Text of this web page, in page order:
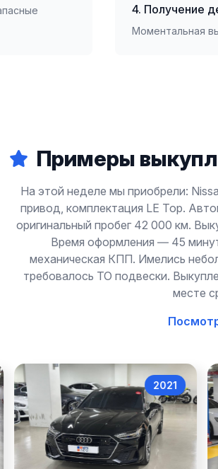
4. Получение
Моментальная
Примеры
На этой неделе мы приобрели:
привод, комплектация LE Top.
оригинальный пробег 42 000 км.
Время оформления — 45
механическая КПП. Имелись
требовалось ТО подвески.
месте
2021
Audi Q5